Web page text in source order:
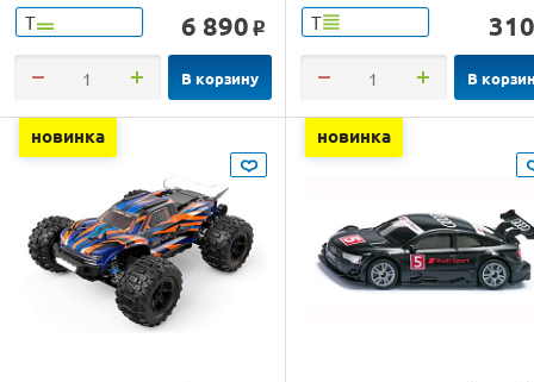
Т 6 890 o
В корзину
Т 310
В
новинка новинка